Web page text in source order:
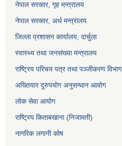
नेपाल सरकार, गृह मन्त्रालय
नेपाल सरकार, अर्थ मन्त्रालय
जिल्ला प्रशासन कार्यालय, दार्चुला
स्वास्थ्य तथा जनसंख्या मन्त्रालय
राष्ट्रिय परिचय पत्र तथा पञ्जीकरण विभाग
अख्तियार दुरुपयोग अनुसन्धान आयोग
लोक सेवा आयोग
राष्ट्रिय किताबखाना (निजामती)
नागरिक लगानी कोष